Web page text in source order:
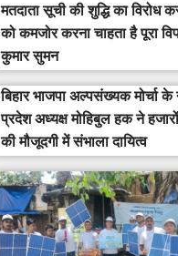
मतदाता सूची की शुद्धि का विरोध
को कमजोर करना चाहता है पूरा
कुमार सुमन
बिहार भाजपा अल्पसंख्यक मोर्चा
प्रदेश अध्यक्ष मोहिबुल हक ने
की मौजूदगी में संभाला दायित्व